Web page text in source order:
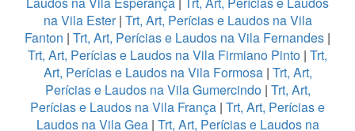
na Vila Ester| Trt, Art, Perícias e Laudos na Vila
Fanton | Trt, Art, Perícias e Laudos na Vila Fernandes |
Trt, Art, Perícias e Laudos na Vila Firmiano Pinto | Trt,
Art, Perícias e Laudos na Vila Formosa| Trt, Art,
Perícias e Laudos na Vila Gumercindo| Trt, Art,
Perícias e Laudos na Vila França | Trt, Art, Perícias e
Laudos na Vila Gea| Trt, Art, Perícias e Laudos na